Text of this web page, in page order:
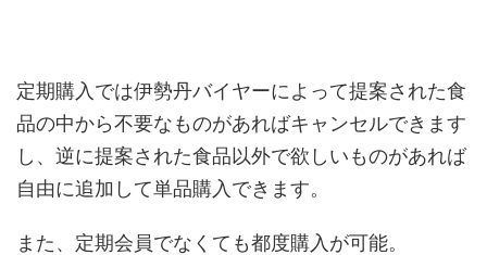
定期購入では伊勢丹バイヤーによって提案された食
品の中から不要なものがあればキャンセルできます
し、逆に提案された食品以外で欲しいものがあれば
自由に追加して単品購入できます。
また、定期会員でなくても都度購入が可能。